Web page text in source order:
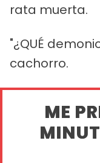
rata muerta.
"¿QUÉ
cachorro.
ME